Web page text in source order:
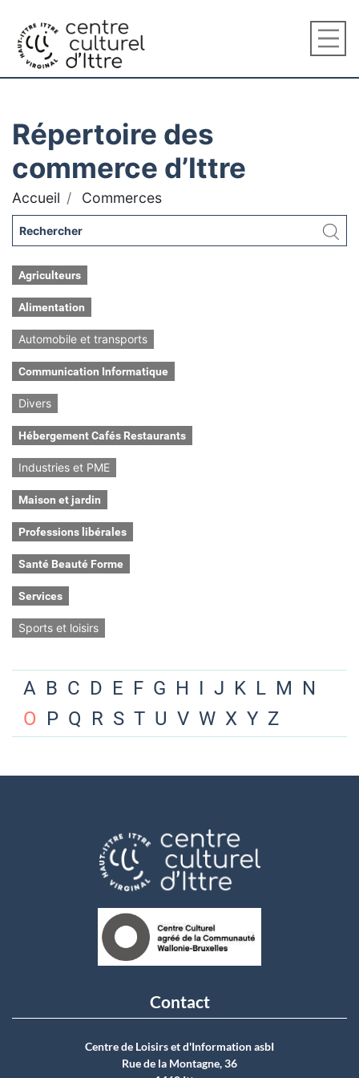
Répertoire des
commerce d’Ittre
Accueil Commerces
Agriculteurs
Alimentation
Automobile et transports
Communication Informatique
Divers
Hébergement Cafés Restaurants
Industries et PME
Maison et jardin
Professions libérales
Santé Beauté Forme
Services
Sports et loisirs
A B C D E F G H I J K L M N
O P Q R S T U V W X Y Z
Contact
Centre de Loisirs et d'Information asbI
Rue de la Montagne, 36